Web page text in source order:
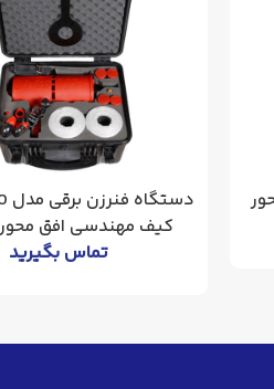
کیف مهندسی افق
تماس بگیرید